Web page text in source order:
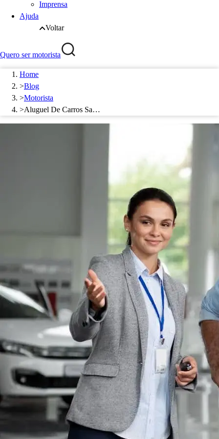
Imprensa
Ajuda
Voltar
Quero ser motorista
Home
>Blog
>Motorista
>Aluguel De Carros Sa…